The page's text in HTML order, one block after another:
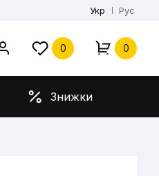
Укр Рус
0 0
Знижки